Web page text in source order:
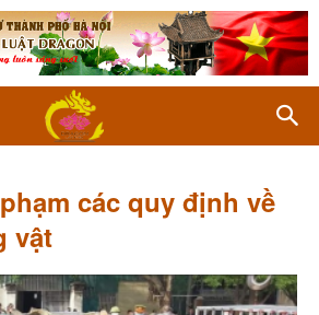
các quy định về
vật